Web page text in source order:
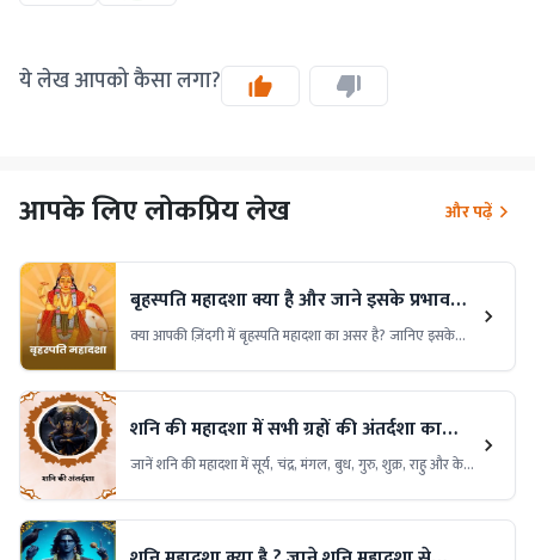
ये लेख आपको कैसा लगा?
आपके लिए लोकप्रिय लेख और पढ़ें
बृहस्पति महादशा क्या है और जाने इसके प्रभाव
अपने जीवन पर?
क्या आपकी ज़िंदगी में बृहस्पति महादशा का असर है? जानिए इसके
शनि की महादशा में सभी ग्रहों की अंतर्दशा का
प्रभाव और उपाय
जानें शनि की महादशा में सूर्य, चंद्र, मंगल, बुध, गुरु, शुक्र, राहु और केतु